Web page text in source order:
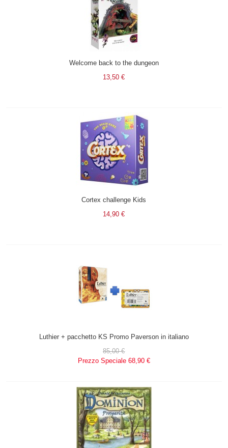
Welcome back to the dungeon
13,50 €
Cortex challenge Kids
14,90 €
Luthier + pacchetto KS Promo Paverson in italiano
85,00 €
Prezzo Speciale 68,90 €